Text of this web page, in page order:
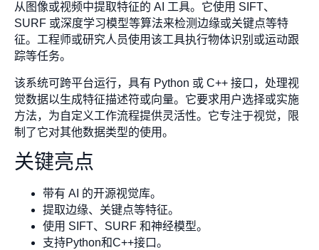
从图像或视频中提取特征的 AI 工具。它使用 SIFT、
SURF 或深度学习模型等算法来检测边缘或关键点等特
征。工程师或研究人员使用该工具执行物体识别或运动跟
踪等任务。
该系统可跨平台运行，具有 Python 或 C++ 接口，处理视
觉数据以生成特征描述符或向量。它要求用户选择或实施
方法，为自定义工作流程提供灵活性。它专注于视觉，限
制了它对其他数据类型的使用。
关键亮点
带有 AI 的开源视觉库。
提取边缘、关键点等特征。
使用 SIFT、SURF 和神经模型。
支持Python和C++接口。